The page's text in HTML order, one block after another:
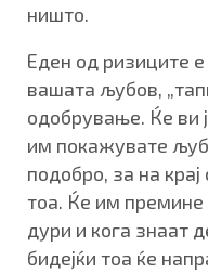
ништо.
Еден од ризиците
вашата љубов,
одобрување. Ќе ви
им покажувате
подобро, за на
тоа. Ќе им премине
дури и кога знаат
бидејќи тоа ќе